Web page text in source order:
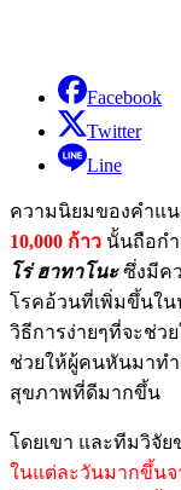
Facebook
Twitter
Line
ความนิยมของคำแน
10,000 ก้าว นั้นถือกำ
โร่ ฮาทาโนะ ซึ่งมีค
โรคอ้วนที่เพิ่มขึ้นใน
วิธีการง่ายๆที่จะช่ว
ช่วยให้ผู้คนหันมาท
สุขภาพที่ดีมากขึ้น
โดยเขา และทีมวิจัย
ในแต่ละวันมากขึ้นจ